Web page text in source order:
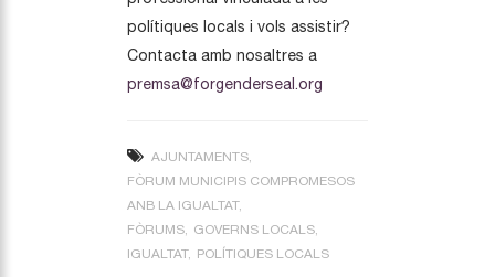
polítiques locals i vols assistir?
Contacta amb nosaltres a
premsa@forgenderseal.org
AJUNTAMENTS
FÒRUM MUNICIPIS COMPROMESOS
ANB LA IGUALTAT
FÒRUMS
GOVERNS LOCALS
IGUALTAT
POLÍTIQUES LOCALS